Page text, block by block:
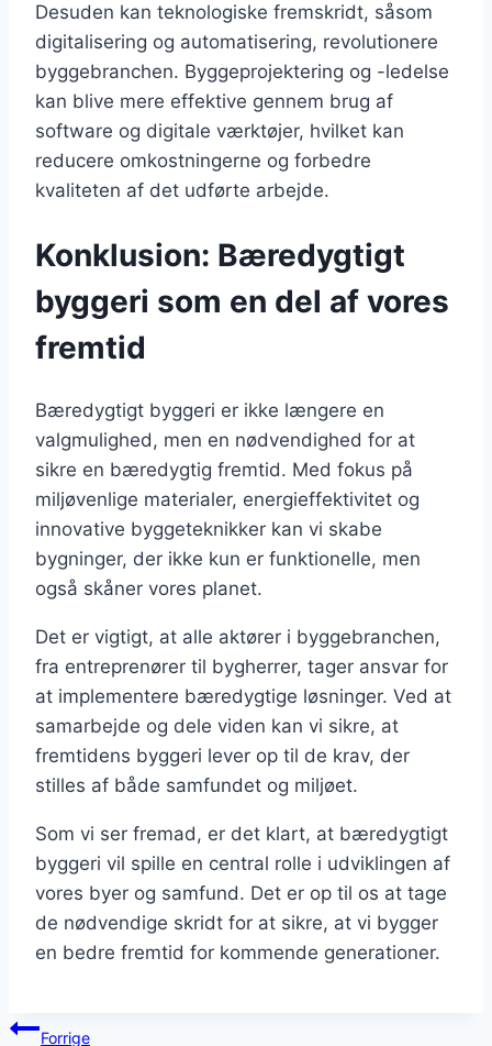
Desuden kan teknologiske fremskridt, såsom
digitalisering og automatisering, revolutionere
byggebranchen. Byggeprojektering og -ledelse
kan blive mere effektive gennem brug af
software og digitale værktøjer, hvilket kan
reducere omkostningerne og forbedre
kvaliteten af det udførte arbejde.
Konklusion: Bæredygtigt
byggeri som en del af vores
fremtid
Bæredygtigt byggeri er ikke længere en
valgmulighed, men en nødvendighed for at
sikre en bæredygtig fremtid. Med fokus på
miljøvenlige materialer, energieffektivitet og
innovative byggeteknikker kan vi skabe
bygninger, der ikke kun er funktionelle, men
også skåner vores planet.
Det er vigtigt, at alle aktører i byggebranchen,
fra entreprenører til bygherrer, tager ansvar for
at implementere bæredygtige løsninger. Ved at
samarbejde og dele viden kan vi sikre, at
fremtidens byggeri lever op til de krav, der
stilles af både samfundet og miljøet.
Som vi ser fremad, er det klart, at bæredygtigt
byggeri vil spille en central rolle i udviklingen af
vores byer og samfund. Det er op til os at tage
de nødvendige skridt for at sikre, at vi bygger
en bedre fremtid for kommende generationer.
Indlægsnavigation
Forrige